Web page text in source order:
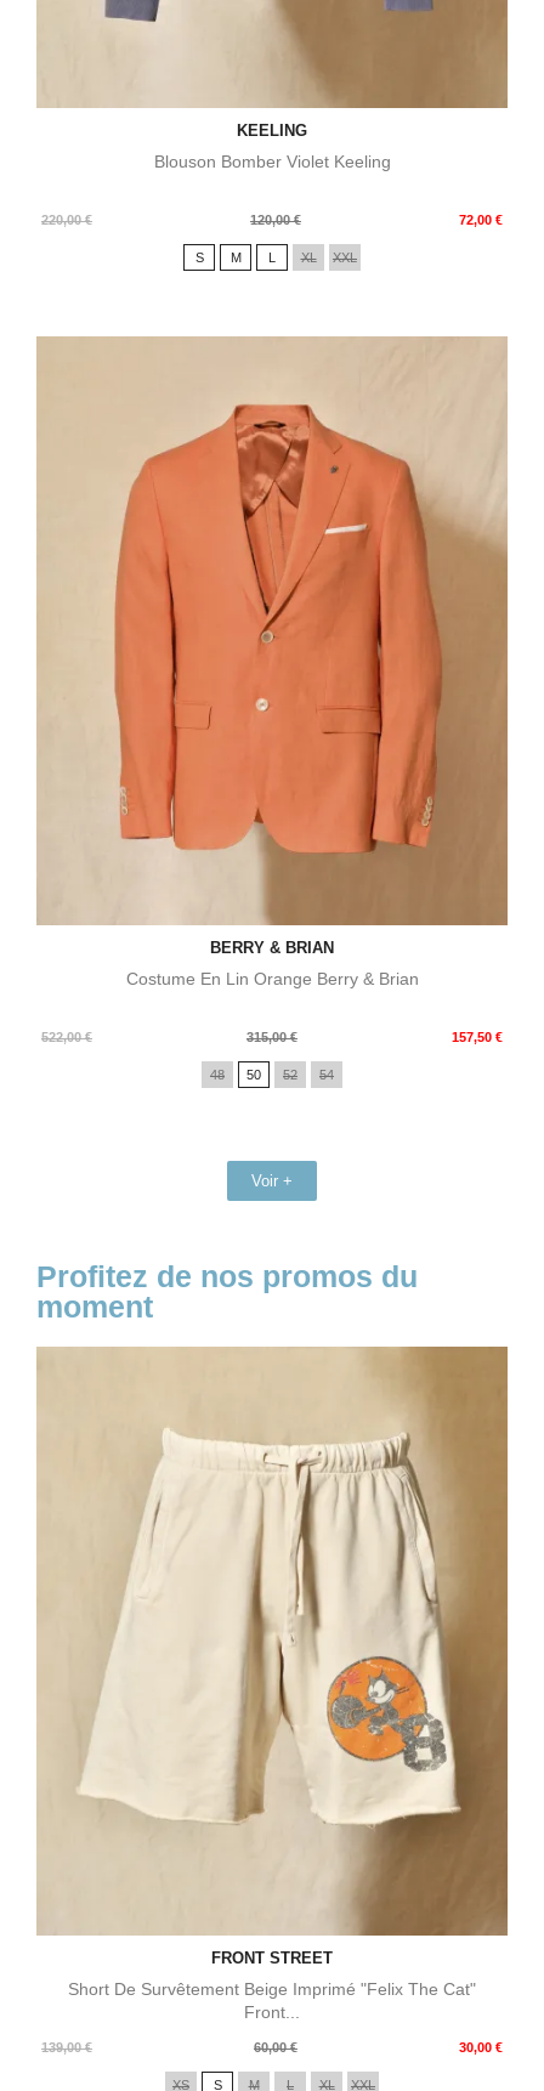
KEELING
Blouson Bomber Violet Keeling
220,00 €
Prix
120,00 € 72,00 €
Prix
S M L XL XXL
BERRY & BRIAN
Costume En Lin Orange Berry & Brian
522,00 €
Prix
315,00 € 157,50 €
Prix
48 50 52 54
Voir +
Profitez de nos promos du
moment
FRONT STREET
Short De Survêtement Beige Imprimé "Felix The Cat"
Front...
139,00 €
Prix
60,00 € 30,00 €
Prix
XS S M L XL XXL